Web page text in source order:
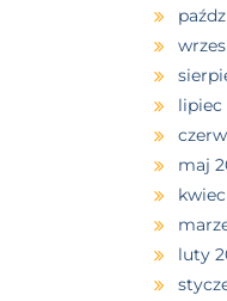
lipiec
maj
luty